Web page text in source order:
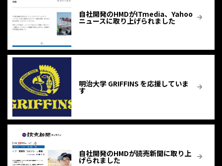
自社開発のHMDがITmedia、Yahoo
ニュースに取り上げられました
明治大学 GRIFFINS を応援していま
す
自社開発のHMDが読売新聞に取り上
げられました